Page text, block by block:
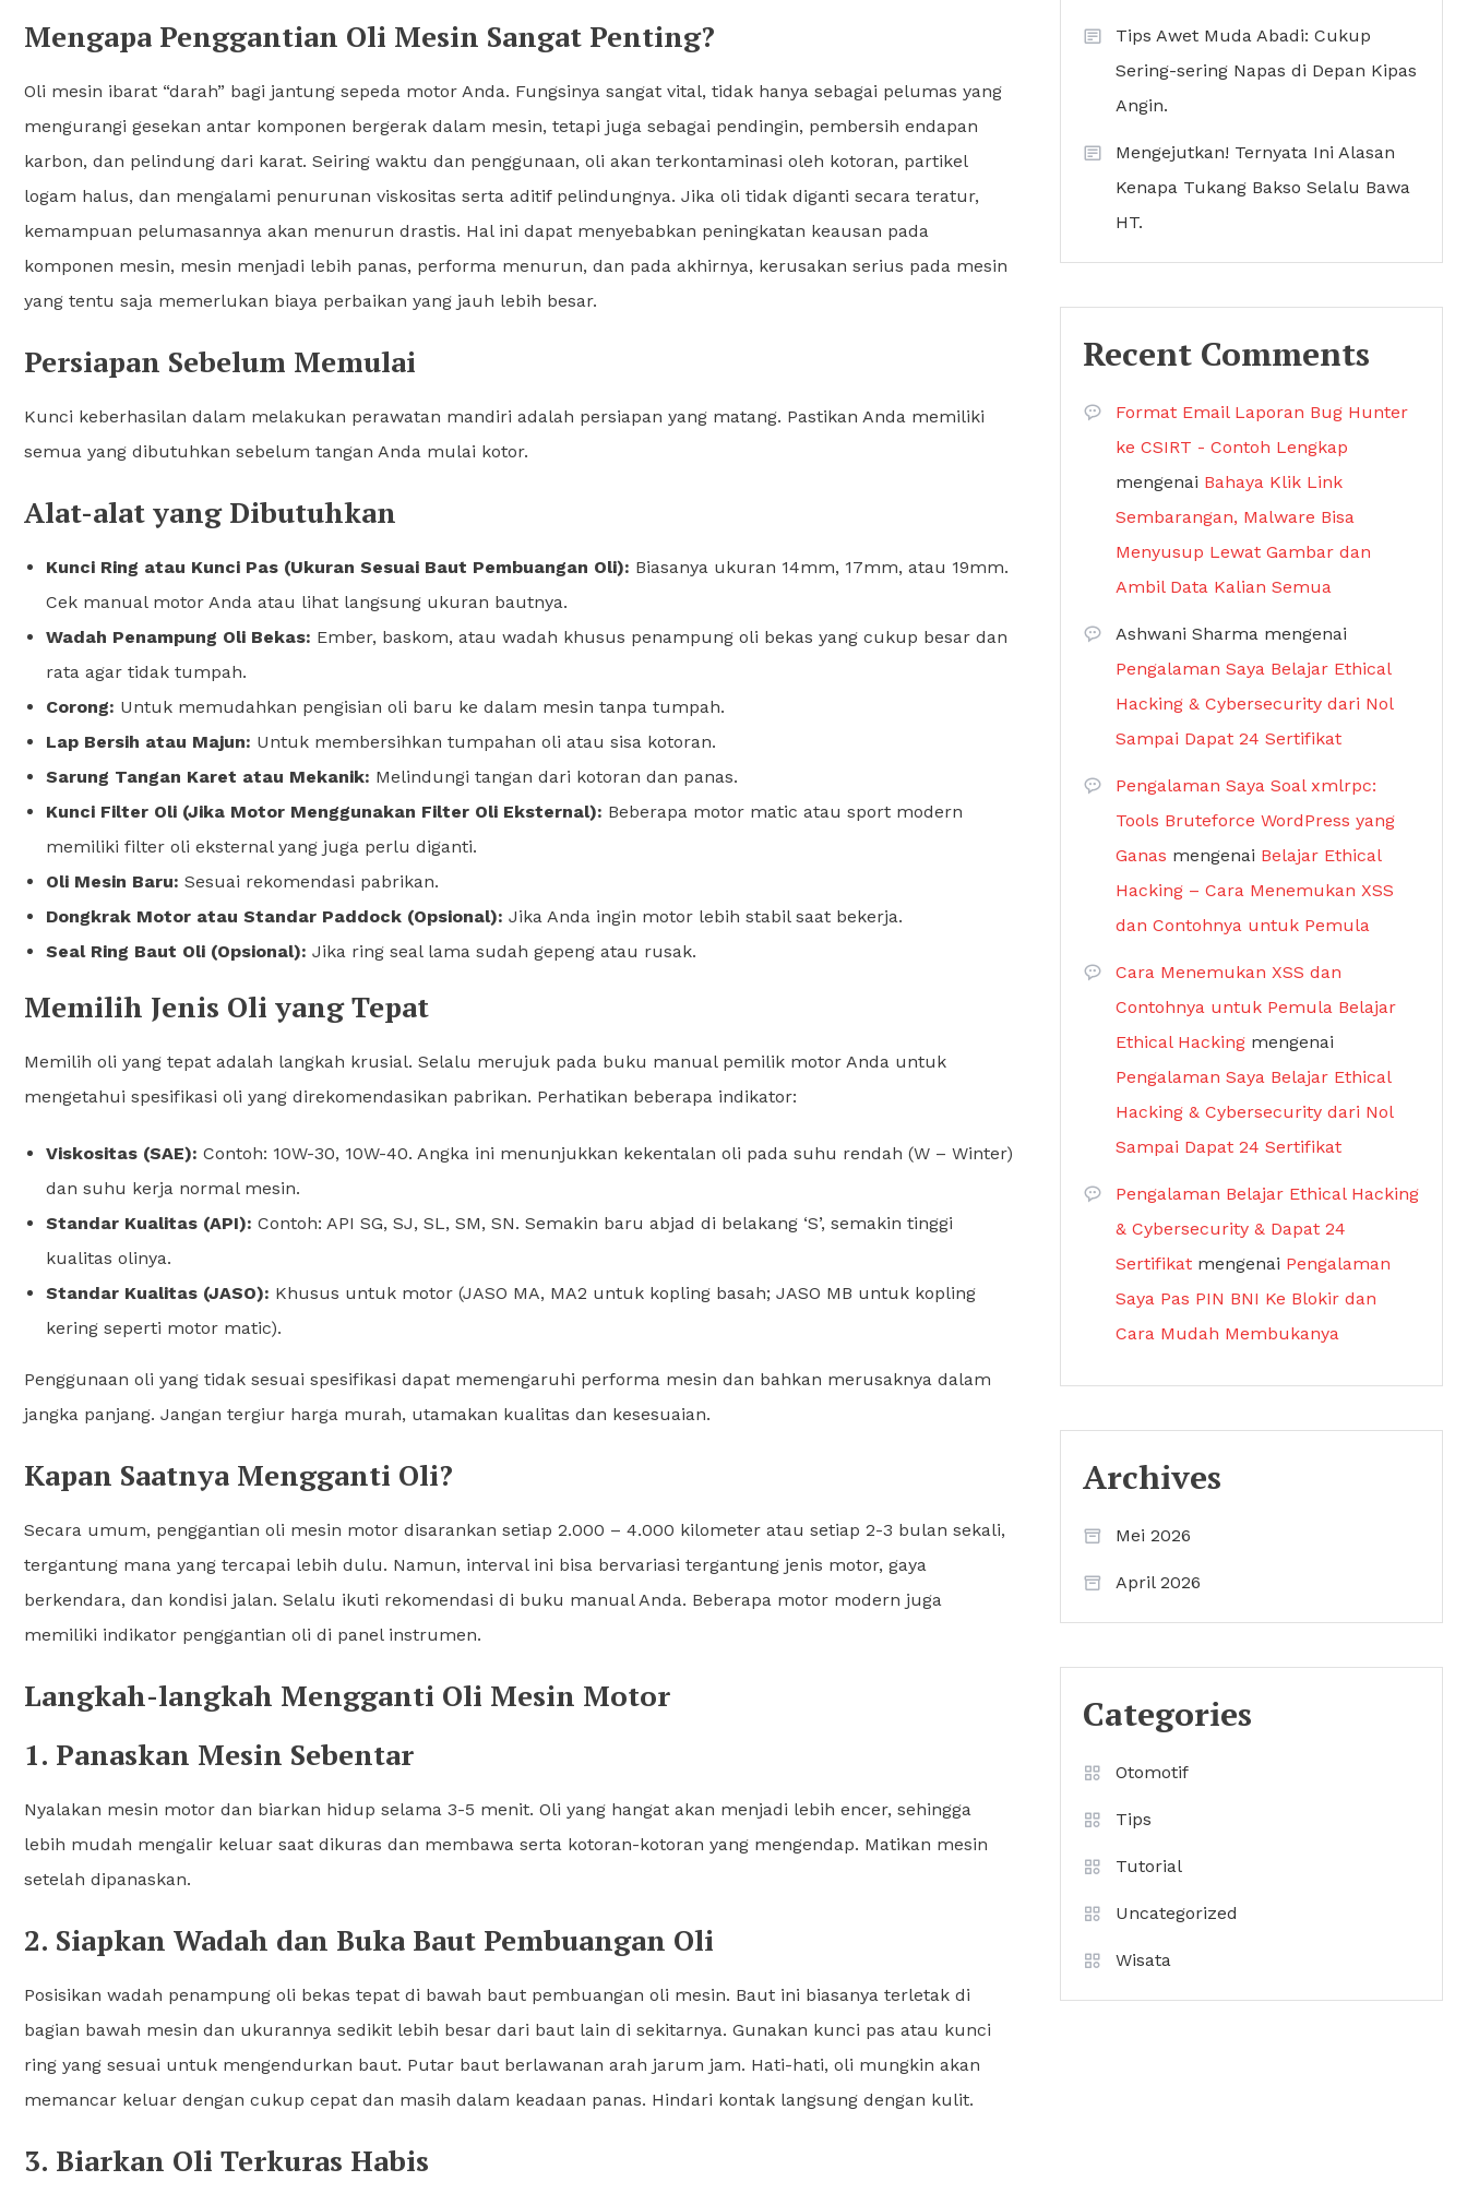
Mengapa Penggantian Oli Mesin Sangat Penting?
Oli mesin ibarat “darah” bagi jantung sepeda motor Anda. Fungsinya sangat vital, tidak hanya sebagai pelumas yang
mengurangi gesekan antar komponen bergerak dalam mesin, tetapi juga sebagai pendingin, pembersih endapan
karbon, dan pelindung dari karat. Seiring waktu dan penggunaan, oli akan terkontaminasi oleh kotoran, partikel
logam halus, dan mengalami penurunan viskositas serta aditif pelindungnya. Jika oli tidak diganti secara teratur,
kemampuan pelumasannya akan menurun drastis. Hal ini dapat menyebabkan peningkatan keausan pada
komponen mesin, mesin menjadi lebih panas, performa menurun, dan pada akhirnya, kerusakan serius pada mesin
yang tentu saja memerlukan biaya perbaikan yang jauh lebih besar.
Persiapan Sebelum Memulai
Kunci keberhasilan dalam melakukan perawatan mandiri adalah persiapan yang matang. Pastikan Anda memiliki
semua yang dibutuhkan sebelum tangan Anda mulai kotor.
Alat-alat yang Dibutuhkan
Kunci Ring atau Kunci Pas (Ukuran Sesuai Baut Pembuangan Oli): Biasanya ukuran 14mm, 17mm, atau 19mm.
Cek manual motor Anda atau lihat langsung ukuran bautnya.
Wadah Penampung Oli Bekas: Ember, baskom, atau wadah khusus penampung oli bekas yang cukup besar dan
rata agar tidak tumpah.
Corong: Untuk memudahkan pengisian oli baru ke dalam mesin tanpa tumpah.
Lap Bersih atau Majun: Untuk membersihkan tumpahan oli atau sisa kotoran.
Sarung Tangan Karet atau Mekanik: Melindungi tangan dari kotoran dan panas.
Kunci Filter Oli (Jika Motor Menggunakan Filter Oli Eksternal): Beberapa motor matic atau sport modern
memiliki filter oli eksternal yang juga perlu diganti.
Oli Mesin Baru: Sesuai rekomendasi pabrikan.
Dongkrak Motor atau Standar Paddock (Opsional): Jika Anda ingin motor lebih stabil saat bekerja.
Seal Ring Baut Oli (Opsional): Jika ring seal lama sudah gepeng atau rusak.
Memilih Jenis Oli yang Tepat
Memilih oli yang tepat adalah langkah krusial. Selalu merujuk pada buku manual pemilik motor Anda untuk
mengetahui spesifikasi oli yang direkomendasikan pabrikan. Perhatikan beberapa indikator:
Viskositas (SAE): Contoh: 10W-30, 10W-40. Angka ini menunjukkan kekentalan oli pada suhu rendah (W – Winter)
dan suhu kerja normal mesin.
Standar Kualitas (API): Contoh: API SG, SJ, SL, SM, SN. Semakin baru abjad di belakang ‘S’, semakin tinggi
kualitas olinya.
Standar Kualitas (JASO): Khusus untuk motor (JASO MA, MA2 untuk kopling basah; JASO MB untuk kopling
kering seperti motor matic).
Penggunaan oli yang tidak sesuai spesifikasi dapat memengaruhi performa mesin dan bahkan merusaknya dalam
jangka panjang. Jangan tergiur harga murah, utamakan kualitas dan kesesuaian.
Kapan Saatnya Mengganti Oli?
Secara umum, penggantian oli mesin motor disarankan setiap 2.000 – 4.000 kilometer atau setiap 2-3 bulan sekali,
tergantung mana yang tercapai lebih dulu. Namun, interval ini bisa bervariasi tergantung jenis motor, gaya
berkendara, dan kondisi jalan. Selalu ikuti rekomendasi di buku manual Anda. Beberapa motor modern juga
memiliki indikator penggantian oli di panel instrumen.
Langkah-langkah Mengganti Oli Mesin Motor
1. Panaskan Mesin Sebentar
Nyalakan mesin motor dan biarkan hidup selama 3-5 menit. Oli yang hangat akan menjadi lebih encer, sehingga
lebih mudah mengalir keluar saat dikuras dan membawa serta kotoran-kotoran yang mengendap. Matikan mesin
setelah dipanaskan.
2. Siapkan Wadah dan Buka Baut Pembuangan Oli
Posisikan wadah penampung oli bekas tepat di bawah baut pembuangan oli mesin. Baut ini biasanya terletak di
bagian bawah mesin dan ukurannya sedikit lebih besar dari baut lain di sekitarnya. Gunakan kunci pas atau kunci
ring yang sesuai untuk mengendurkan baut. Putar baut berlawanan arah jarum jam. Hati-hati, oli mungkin akan
memancar keluar dengan cukup cepat dan masih dalam keadaan panas. Hindari kontak langsung dengan kulit.
3. Biarkan Oli Terkuras Habis
Tips Awet Muda Abadi: Cukup
Sering-sering Napas di Depan Kipas
Angin.
Mengejutkan! Ternyata Ini Alasan
Kenapa Tukang Bakso Selalu Bawa
HT.
Recent Comments
Format Email Laporan Bug Hunter
ke CSIRT - Contoh Lengkap
mengenai Bahaya Klik Link
Sembarangan, Malware Bisa
Menyusup Lewat Gambar dan
Ambil Data Kalian Semua
Ashwani Sharma mengenai
Pengalaman Saya Belajar Ethical
Hacking & Cybersecurity dari Nol
Sampai Dapat 24 Sertifikat
Pengalaman Saya Soal xmlrpc:
Tools Bruteforce WordPress yang
Ganas mengenai Belajar Ethical
Hacking – Cara Menemukan XSS
dan Contohnya untuk Pemula
Cara Menemukan XSS dan
Contohnya untuk Pemula Belajar
Ethical Hacking mengenai
Pengalaman Saya Belajar Ethical
Hacking & Cybersecurity dari Nol
Sampai Dapat 24 Sertifikat
Pengalaman Belajar Ethical Hacking
& Cybersecurity & Dapat 24
Sertifikat mengenai Pengalaman
Saya Pas PIN BNI Ke Blokir dan
Cara Mudah Membukanya
Archives
Mei 2026
April 2026
Categories
Otomotif
Tips
Tutorial
Uncategorized
Wisata